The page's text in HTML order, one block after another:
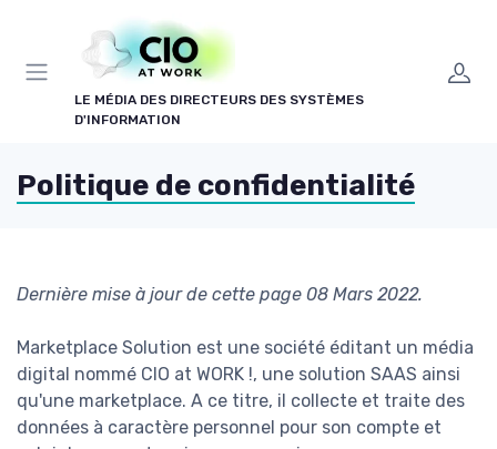
LE MÉDIA DES DIRECTEURS DES SYSTÈMES
D'INFORMATION
Politique de confidentialité
Dernière mise à jour de cette page 08 Mars 2022.
Marketplace Solution est une société éditant un média
digital nommé CIO at WORK !, une solution SAAS ainsi
qu'une marketplace. A ce titre, il collecte et traite des
données à caractère personnel pour son compte et